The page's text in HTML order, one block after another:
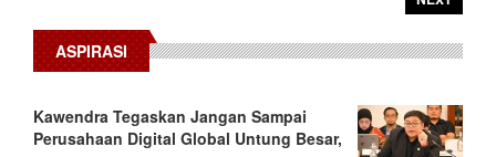
ASPIRASI
Kawendra Tegaskan Jangan Sampai
Perusahaan Digital Global Untung Besar,